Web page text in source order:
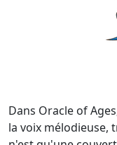
Dans Oracle of
la voix mélodieuse,